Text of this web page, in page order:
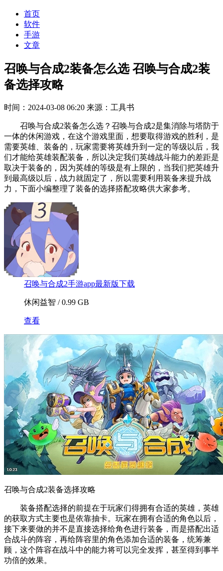
首页
软件
手游
文章
召唤与合成2装备怎么选 召唤与合成2装
备选择攻略
时间：2024-03-08 06:20 来源：工具书
召唤与合成2装备怎么选？召唤与合成2是集消除与塔防于
一体的休闲游戏，在这个游戏里面，想要取得游戏的胜利，是
需要英雄、装备的，玩家需要将英雄升到一定的等级以后，我
们才能给英雄装配装备，所以决定我们英雄战斗能力的差距是
取决于装备的，因为英雄的等级是有上限的，当我们把英雄升
到最高级以后，战力就固定了，所以需要利用装备来提升战
力，下面小编整理了装备的选择搭配攻略供大家参考。
召唤与合成2手游app最新版下载
休闲益智 / 0.99 GB
查看
召唤与合成2装备选择攻略
装备搭配选择的前提在于玩家们得拥有合适的英雄，英雄
的获取方式主要也是依靠抽卡。玩家在拥有合适的角色以后，
接下来要做的并不是直接选择给角色进行装备，而是搭配出适
合战斗的阵容，再给阵容里的角色添加合适的装备，统筹兼
顾，这个阵容在战斗中的能力将可以完全发挥，甚至得到事半
功倍的效果。